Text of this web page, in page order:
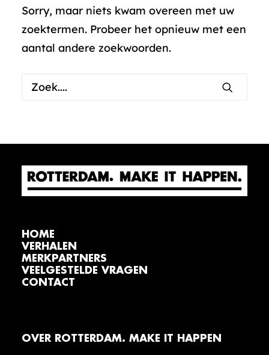
Sorry, maar niets kwam overeen met uw
zoektermen. Probeer het opnieuw met een
aantal andere zoekwoorden.
HOME
VERHALEN
MERKPARTNERS
VEELGESTELDE VRAGEN
CONTACT
OVER ROTTERDAM. MAKE IT HAPPEN